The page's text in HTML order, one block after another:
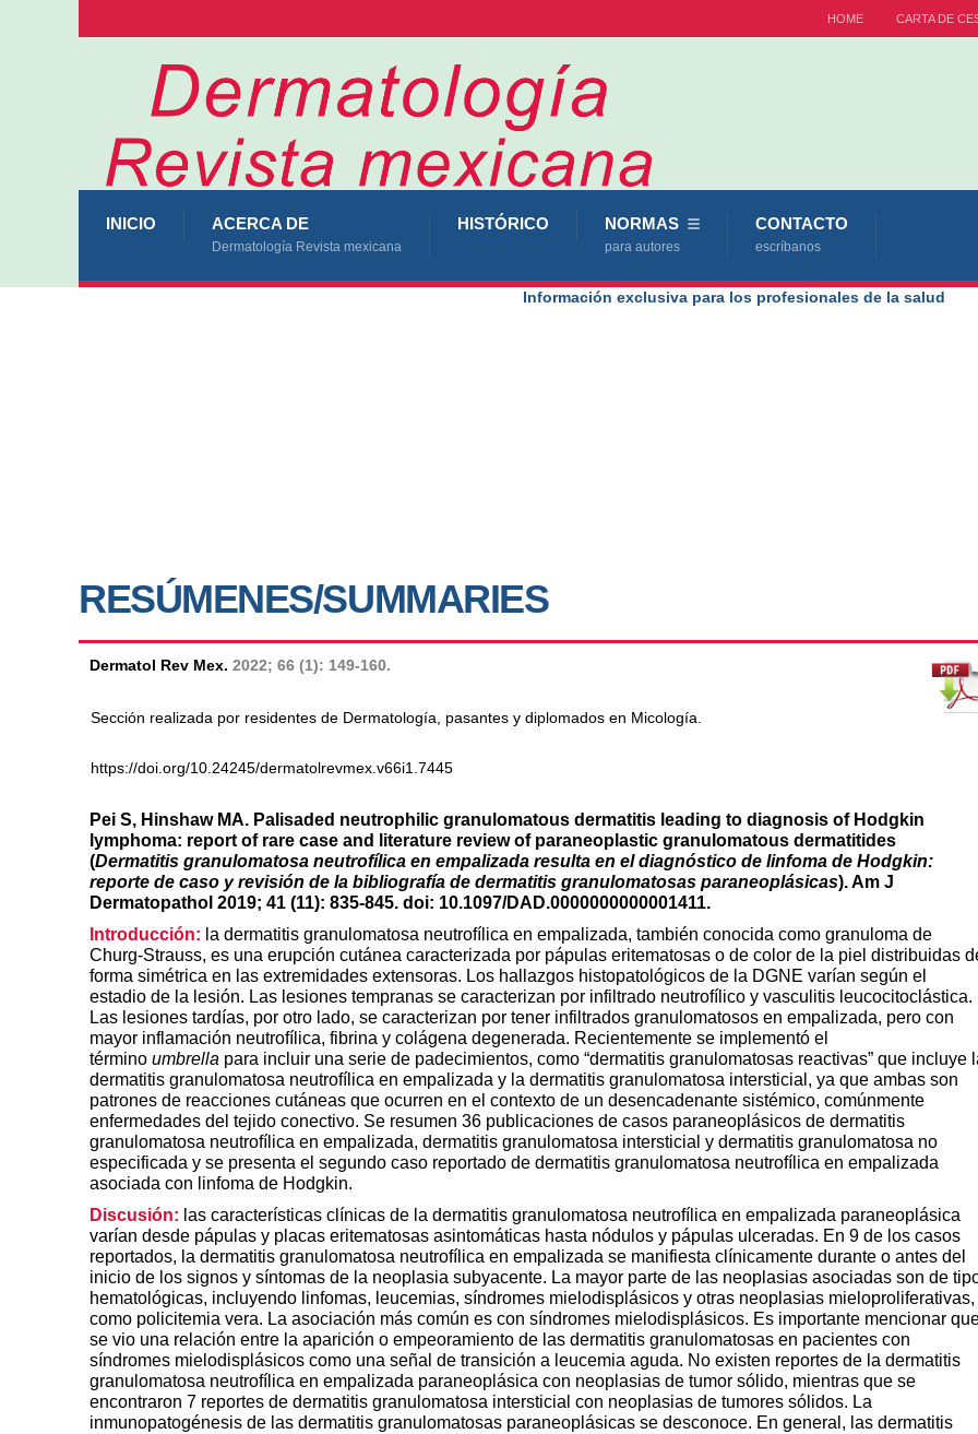
HOME CARTA DE
INICIO ACERCA DE
Dermatología Revista mexicana
HISTÓRICO NORMAS
para autores
CONTACTO
escríbanos
Información exclusiva para los profesionales de la salud
RESÚMENES/SUMMARIES
Dermatol Rev Mex. 2022; 66 (1): 149-160.
Sección realizada por residentes de Dermatología, pasantes y diplomados en Micología.
https://doi.org/10.24245/dermatolrevmex.v66i1.7445
Pei S, Hinshaw MA. Palisaded neutrophilic granulomatous dermatitis leading to diagnosis of Hodgkin
lymphoma: report of rare case and literature review of paraneoplastic granulomatous dermatitides
(Dermatitis granulomatosa neutrofílica en empalizada resulta en el diagnóstico de linfoma de Hodgkin:
reporte de caso y revisión de la bibliografía de dermatitis granulomatosas paraneoplásicas). Am J
Dermatopathol 2019; 41 (11): 835-845. doi: 10.1097/DAD.0000000000001411.
Introducción: la dermatitis granulomatosa neutrofílica en empalizada, también conocida como granuloma de
Churg-Strauss, es una erupción cutánea caracterizada por pápulas eritematosas o de color de la piel distribuidas
forma simétrica en las extremidades extensoras. Los hallazgos histopatológicos de la DGNE varían según el
estadio de la lesión. Las lesiones tempranas se caracterizan por infiltrado neutrofílico y vasculitis leucocitoclástica.
Las lesiones tardías, por otro lado, se caracterizan por tener infiltrados granulomatosos en empalizada, pero con
mayor inflamación neutrofílica, fibrina y colágena degenerada. Recientemente se implementó el
término umbrella para incluir una serie de padecimientos, como “dermatitis granulomatosas reactivas” que incluye
dermatitis granulomatosa neutrofílica en empalizada y la dermatitis granulomatosa intersticial, ya que ambas son
patrones de reacciones cutáneas que ocurren en el contexto de un desencadenante sistémico, comúnmente
enfermedades del tejido conectivo. Se resumen 36 publicaciones de casos paraneoplásicos de dermatitis
granulomatosa neutrofílica en empalizada, dermatitis granulomatosa intersticial y dermatitis granulomatosa no
especificada y se presenta el segundo caso reportado de dermatitis granulomatosa neutrofílica en empalizada
asociada con linfoma de Hodgkin.
Discusión: las características clínicas de la dermatitis granulomatosa neutrofílica en empalizada paraneoplásica
varían desde pápulas y placas eritematosas asintomáticas hasta nódulos y pápulas ulceradas. En 9 de los casos
reportados, la dermatitis granulomatosa neutrofílica en empalizada se manifiesta clínicamente durante o antes del
inicio de los signos y síntomas de la neoplasia subyacente. La mayor parte de las neoplasias asociadas son de
hematológicas, incluyendo linfomas, leucemias, síndromes mielodisplásicos y otras neoplasias mieloproliferativas,
como policitemia vera. La asociación más común es con síndromes mielodisplásicos. Es importante mencionar
se vio una relación entre la aparición o empeoramiento de las dermatitis granulomatosas en pacientes con
síndromes mielodisplásicos como una señal de transición a leucemia aguda. No existen reportes de la dermatitis
granulomatosa neutrofílica en empalizada paraneoplásica con neoplasias de tumor sólido, mientras que se
encontraron 7 reportes de dermatitis granulomatosa intersticial con neoplasias de tumores sólidos. La
inmunopatogénesis de las dermatitis granulomatosas paraneoplásicas se desconoce. En general, las dermatitis